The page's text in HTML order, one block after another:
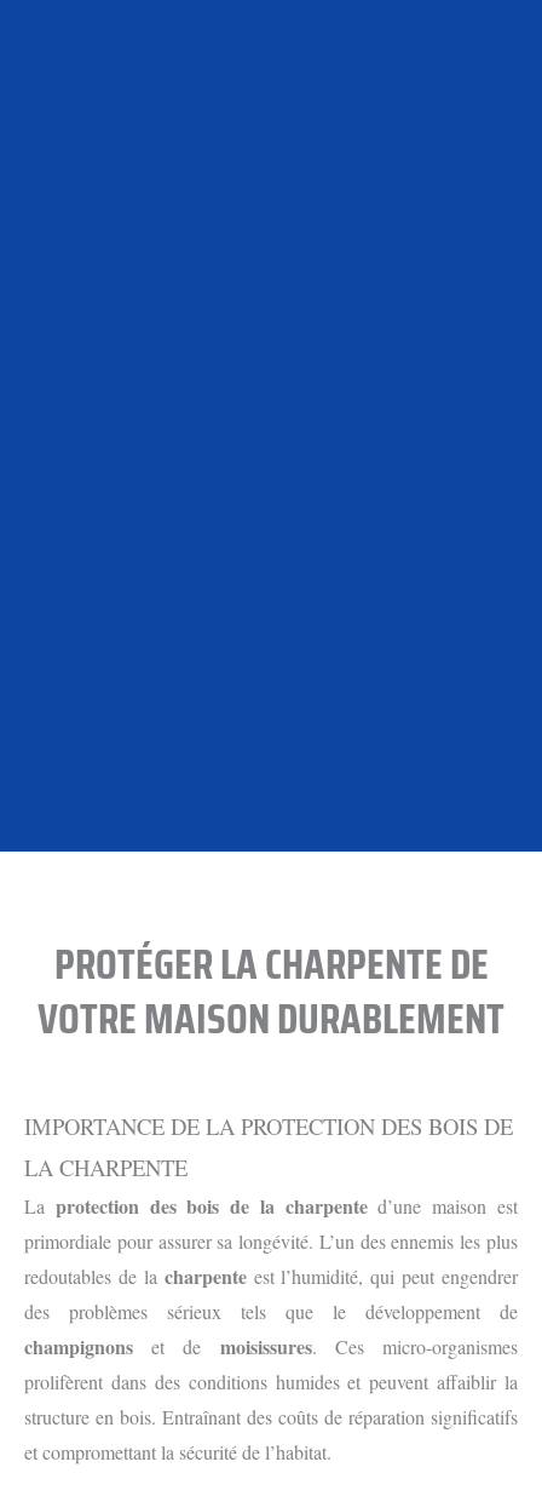
PROTÉGER LA CHARPENTE DE
VOTRE MAISON DURABLEMENT
IMPORTANCE DE LA PROTECTION DES BOIS DE
LA CHARPENTE
La protection des bois de la charpented’une maison est
primordiale pour assurer sa longévité. L’un des ennemis les plus
redoutables de la charpenteest l’humidité, qui peut engendrer
des problèmes sérieux tels que le développement de
champignons et de moisissures. Ces micro-organismes
prolifèrent dans des conditions humides et peuvent affaiblir la
structure en bois. Entraînant des coûts de réparation significatifs
et compromettant la sécurité de l’habitat.